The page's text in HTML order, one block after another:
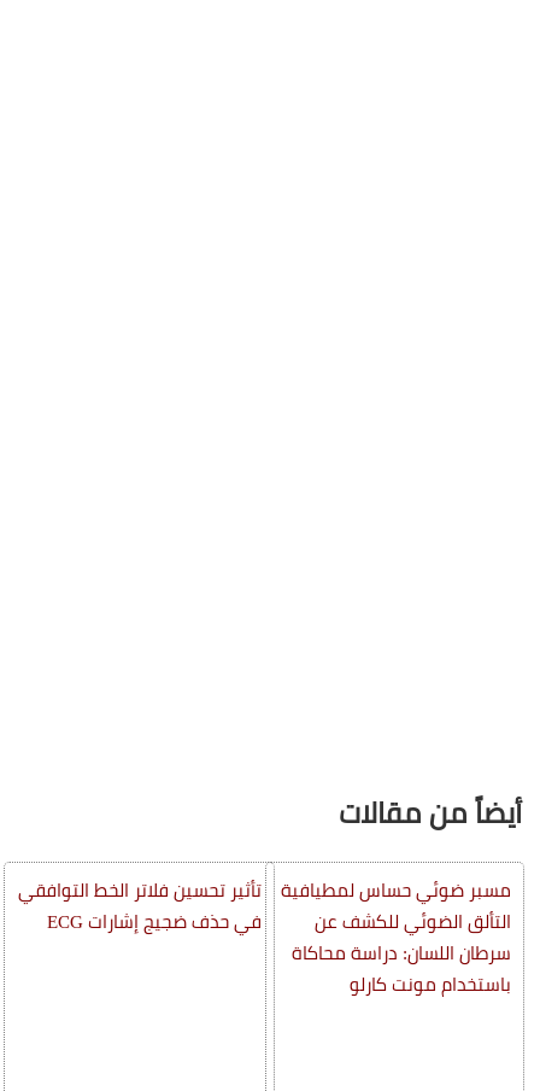
أيضاً من مقالات
مسبر ضوئي حساس لمطيافية
التألق الضوئي للكشف عن
سرطان اللسان: دراسة محاكاة
باستخدام مونت كارلو
تأثير تحسين فلاتر الخط التوافقي
في حذف ضجيج إشارات ECG